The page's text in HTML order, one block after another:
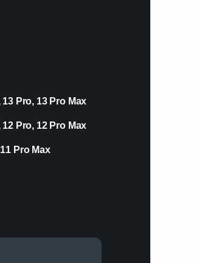
Pro, 13 Pro Max
Pro, 12 Pro Max
Pro Max